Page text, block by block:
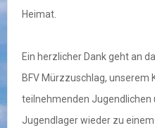
Heimat.
Ein herzlicher Dank geht an
BFV Mürzzuschlag, unserem
teilnehmenden Jugendlichen
Jugendlager wieder zu